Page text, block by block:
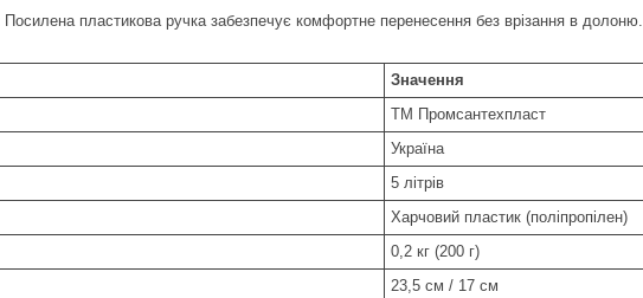
Посилена пластикова ручка забезпечує комфортне перенесення без врізання в долоню.
Значення
ТМ Промсантехпласт
Україна
5 літрів
Харчовий пластик (поліпропілен)
0,2 кг (200 г)
23,5 см / 17 см